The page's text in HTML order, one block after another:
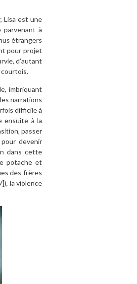
Lisa est une
parvenant à
étrangers
pour projet
d’autant
imbriquant
narrations
difficile à
ensuite à la
passer
devenir
dans cette
potache et
des frères
la violence